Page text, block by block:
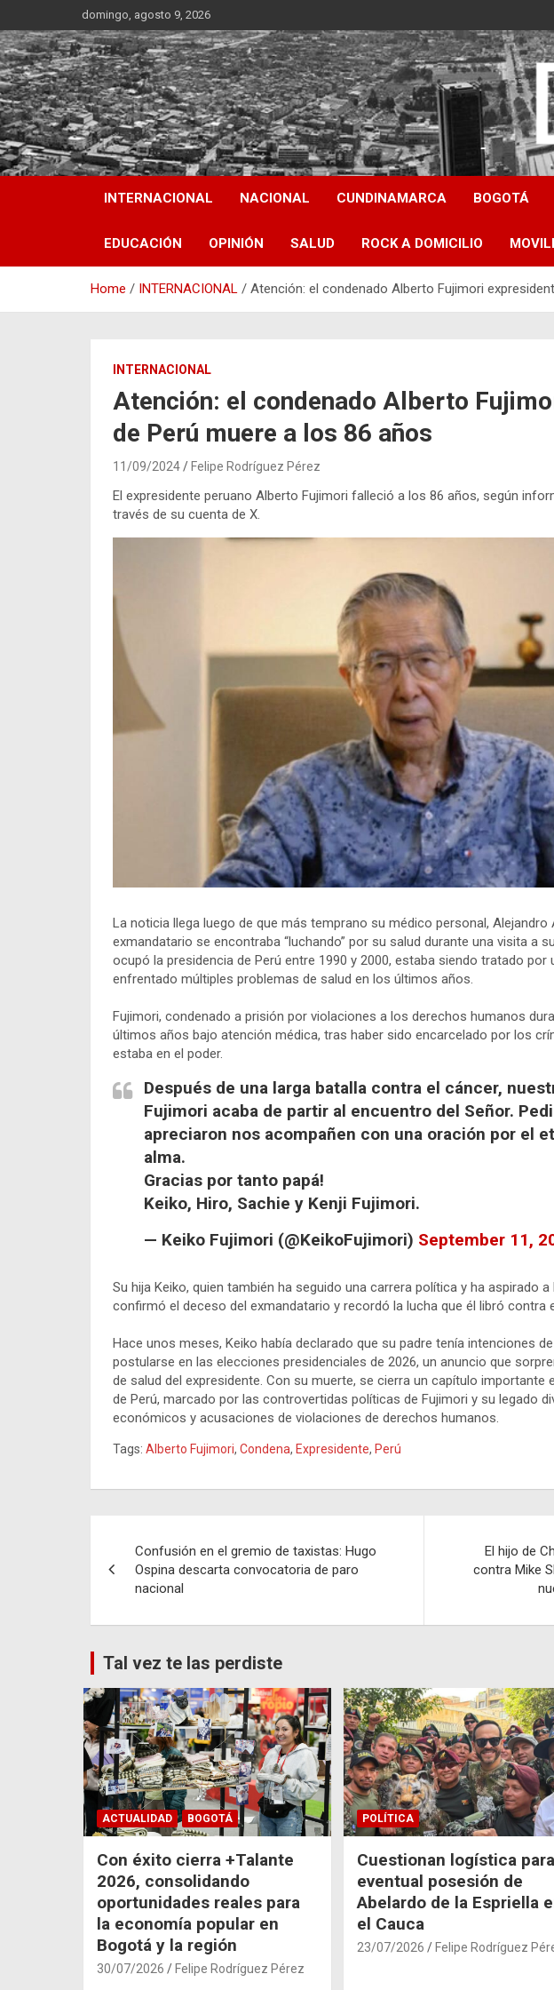
to
content
domingo, agosto 9, 2026
INTERNACIONAL NACIONAL CUNDINAMARCA BOGOTÁ
EDUCACIÓN OPINIÓN SALUD ROCK A DOMICILIO
Home INTERNACIONAL Atención: el condenado Alberto Fujimori
INTERNACIONAL
Atención: el condenado Alberto
de Perú muere a los 86 años
11/09/2024 Felipe Rodríguez Pérez
El expresidente peruano Alberto Fujimori falleció a los 86 años, según
través de su cuenta de X.
La noticia llega luego de que más temprano su médico personal, Alejandro
exmandatario se encontraba “luchando” por su salud durante una visita a
ocupó la presidencia de Perú entre 1990 y 2000, estaba siendo tratado por
enfrentado múltiples problemas de salud en los últimos años.
Fujimori, condenado a prisión por violaciones a los derechos humanos
últimos años bajo atención médica, tras haber sido encarcelado por los
estaba en el poder.
Después de una larga batalla contra el cáncer,
Fujimori acaba de partir al encuentro del Señor.
apreciaron nos acompañen con una oración por el
alma.
Gracias por tanto papá!
Keiko, Hiro, Sachie y Kenji Fujimori.
— Keiko Fujimori (@KeikoFujimori) September 11,
Su hija Keiko, quien también ha seguido una carrera política y ha aspirado a
confirmó el deceso del exmandatario y recordó la lucha que él libró contra
Hace unos meses, Keiko había declarado que su padre tenía intenciones
postularse en las elecciones presidenciales de 2026, un anuncio que
de salud del expresidente. Con su muerte, se cierra un capítulo importante
de Perú, marcado por las controvertidas políticas de Fujimori y su legado
económicos y acusaciones de violaciones de derechos humanos.
Tags: Alberto Fujimori, Condena, Expresidente, Perú
de
Confusión en el gremio de taxistas: Hugo
Ospina descarta convocatoria de paro
nacional
El hijo de
contra Mike
Tal vez te las perdiste
ACTUALIDAD BOGOTÁ
Con éxito cierra +Talante
2026, consolidando
oportunidades reales para
la economía popular en
Bogotá y la región
30/07/2026 Felipe Rodríguez Pérez
POLÍTICA
Cuestionan logística para
eventual posesión de
Abelardo de la Espriella
el Cauca
23/07/2026 Felipe Rodríguez